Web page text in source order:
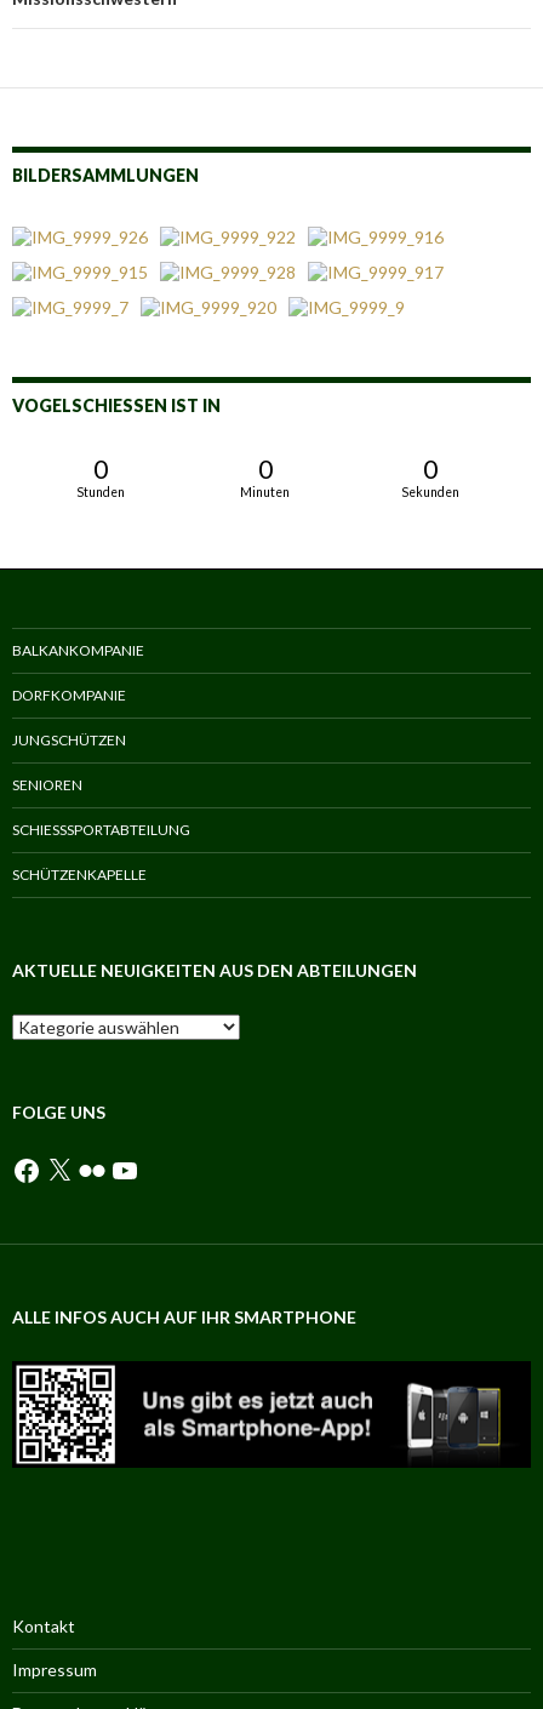
BILDERSAMMLUNGEN
VOGELSCHIESSEN IST IN
0
Stunden
0
Minuten
0
Sekunden
BALKANKOMPANIE
DORFKOMPANIE
JUNGSCHÜTZEN
SENIOREN
SCHIESSSPORTABTEILUNG
SCHÜTZENKAPELLE
AKTUELLE NEUIGKEITEN AUS DEN ABTEILUNGEN
Aktuelle
Neuigkeiten
Abteilungen
FOLGE UNS
Facebook
X FlickrYouTube
ALLE INFOS AUCH AUF IHR SMARTPHONE
Kontakt
Impressum